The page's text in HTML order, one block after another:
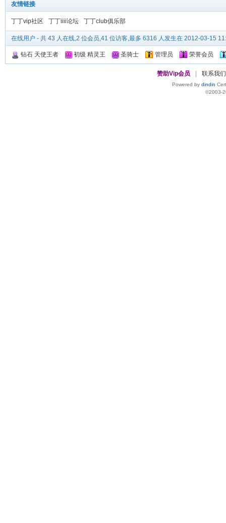
友情链接
丁丁vip社区 丁丁iiii论坛 丁丁club俱乐部
在线用户 - 共 43 人在线,2 位会员,41 位访客,最多 6316 人发生在 2012-03-15
钻石 天使王者 初级 精灵王 圣骑士 管理员 荣誉会员
赞助Vip会员 联系我们
Powered by dindin
©2003-